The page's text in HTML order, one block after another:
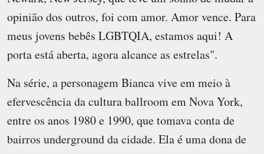
opinião dos outros, foi com amor. Amor vence. Para
meus jovens bebês LGBTQIA, estamos aqui! A
porta está aberta, agora alcance as estrelas".
Na série, a personagem Bianca vive em meio à
efervescência da cultura ballroom em Nova York,
entre os anos 1980 e 1990, que tomava conta de
bairros underground da cidade. Ela é uma dona de